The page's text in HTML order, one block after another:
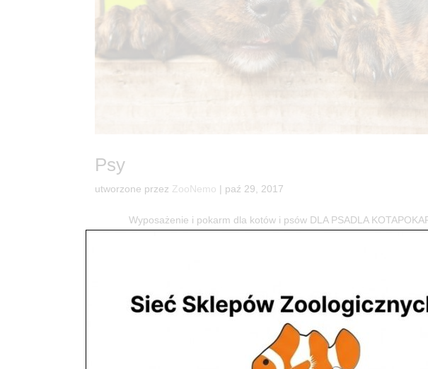
Psy
utworzone przez ZooNemo | paź 29, 2017
Wyposażenie i pokarm dla kotów i psów DLA PSADLA